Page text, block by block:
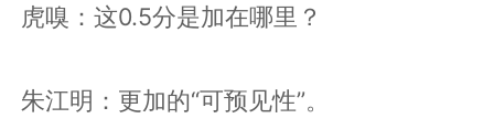
虎嗅：这0.5分是加在哪里？
朱江明：更加的“可预见性”。